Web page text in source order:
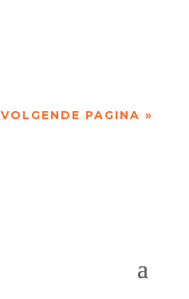
VOLGENDE PAGINA »